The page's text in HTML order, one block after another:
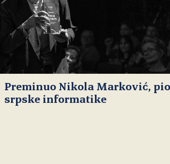
Preminuo Nikola Marković,
srpske informatike